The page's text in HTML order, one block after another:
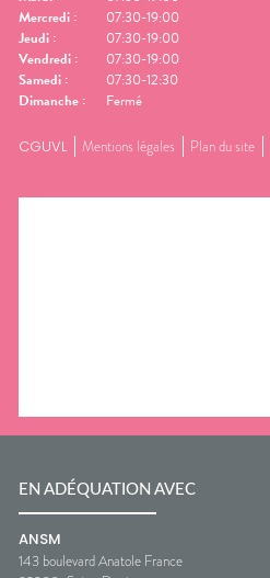
Mercredi :
07:30-19:00
Jeudi :
07:30-19:00
Vendredi :
07:30-19:00
Samedi :
07:30-12:30
Dimanche : Fermé
CGUVL Mentions légales Plan du site
EN ADÉQUATION AVEC
ANSM
143 boulevard Anatole France